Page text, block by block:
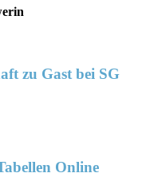
zu Gast bei SG
Online